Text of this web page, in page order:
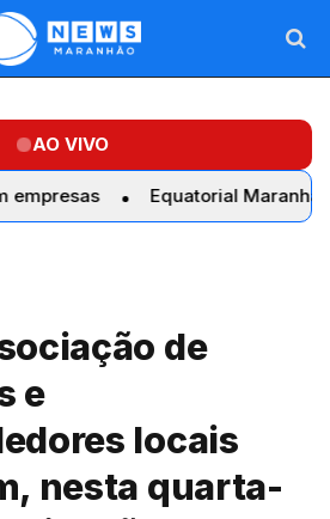
AO VIVO
Equatorial Maranhão realiza
de
e
locais
nesta quarta-